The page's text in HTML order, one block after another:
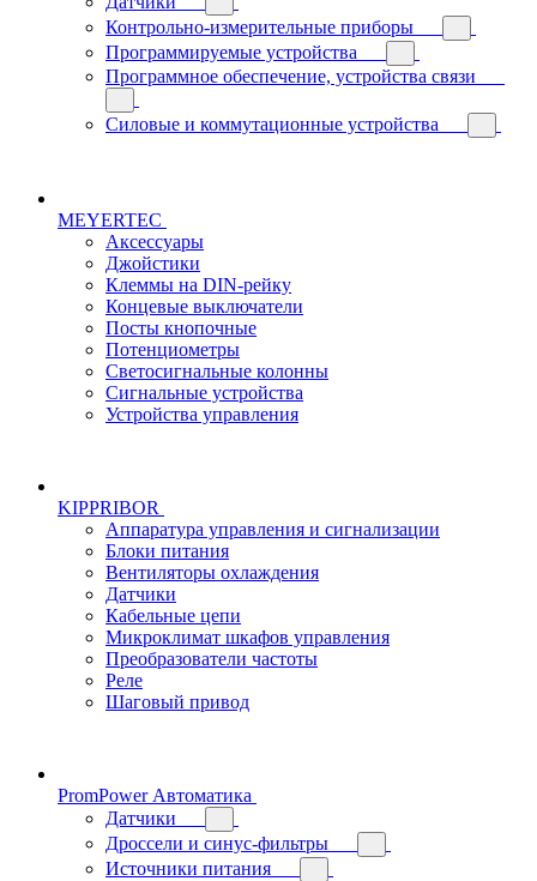
Контрольно-измерительные приборы
Программируемые устройства
Программное обеспечение, устройства связи
Силовые и коммутационные устройства
MEYERTEC
Аксессуары
Джойстики
Клеммы на DIN-рейку
Концевые выключатели
Посты кнопочные
Потенциометры
Светосигнальные колонны
Сигнальные устройства
Устройства управления
KIPPRIBOR
Аппаратура управления и сигнализации
Блоки питания
Вентиляторы охлаждения
Датчики
Кабельные цепи
Микроклимат шкафов управления
Преобразователи частоты
Реле
Шаговый привод
PromPower Автоматика
Датчики
Дроссели и синус-фильтры
Источники питания